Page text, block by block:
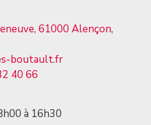
61000 Alençon,
boutault.fr
40 66
à 16h30